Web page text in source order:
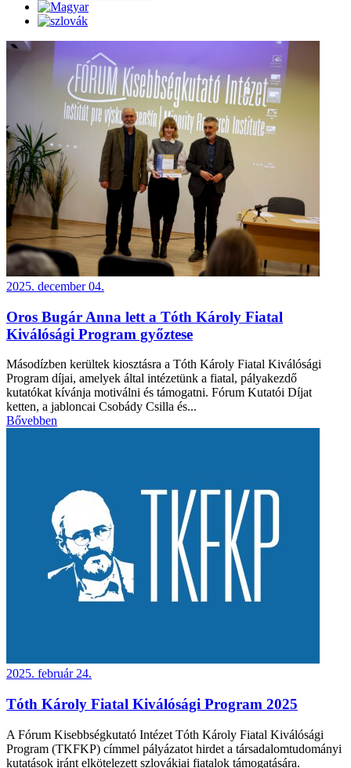
2025. december 04.
Oros Bugár Anna lett a Tóth Károly Fiatal
Kiválósági Program győztese
Másodízben kerültek kiosztásra a Tóth Károly Fiatal Kiválósági
Program díjai, amelyek által intézetünk a fiatal, pályakezdő
kutatókat kívánja motiválni és támogatni. Fórum Kutatói Díjat
ketten, a jabloncai Csobády Csilla és...
Bővebben
2025. február 24.
Tóth Károly Fiatal Kiválósági Program 2025
A Fórum Kisebbségkutató Intézet Tóth Károly Fiatal Kiválósági
Program (TKFKP) címmel pályázatot hirdet a társadalomtudományi
kutatások iránt elkötelezett szlovákiai fiatalok támogatására.